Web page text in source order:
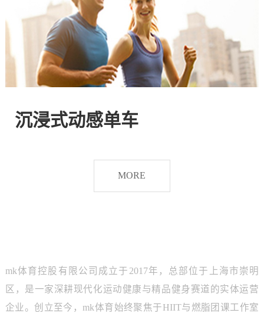
注
HIIT
燃
沉浸式动感单车
MORE
mk体育控股有限公司成立于2017年，总部位于上海市崇明
区，是一家深耕现代化运动健康与精品健身赛道的实体运营
企业。创立至今，mk体育始终聚焦于HIIT与燃脂团课工作室